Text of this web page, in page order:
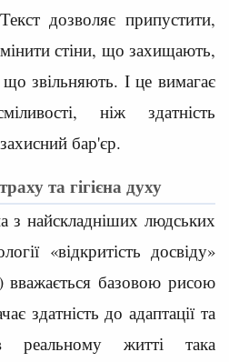
дозволяє припустити,
стіни, що захищають,
звільняють. І це вимагає
ніж здатність
бар'єр.
та гігієна духу
з найскладніших людських
«відкритість досвіду»
вважається базовою рисою
здатність до адаптації та
реальному житті така